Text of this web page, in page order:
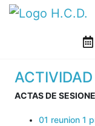
ACTAS DE
01 reunion 1